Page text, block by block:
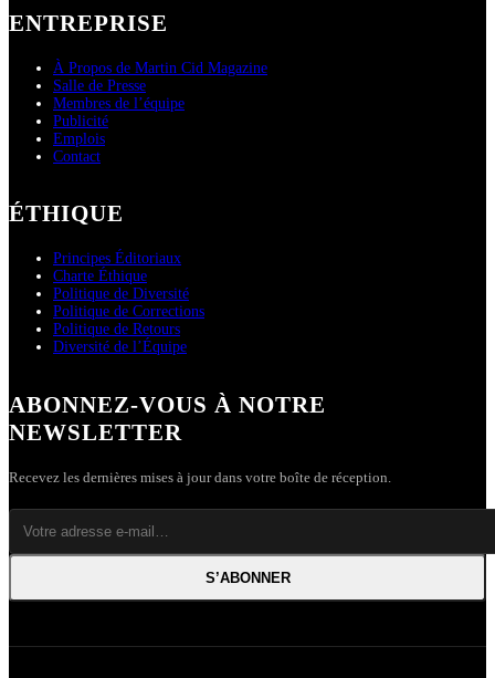
ENTREPRISE
À Propos de Martin Cid Magazine
Salle de Presse
Membres de l’équipe
Publicité
Emplois
Contact
ÉTHIQUE
Principes Éditoriaux
Charte Éthique
Politique de Diversité
Politique de Corrections
Politique de Retours
Diversité de l’Équipe
ABONNEZ-VOUS À NOTRE
NEWSLETTER
Recevez les dernières mises à jour dans votre boîte de réception.
S’ABONNER